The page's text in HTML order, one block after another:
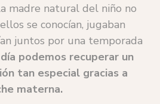
madre natural del niño no
se conocían, jugaban
juntos por una temporada
podemos recuperar un
tan especial gracias a
materna.